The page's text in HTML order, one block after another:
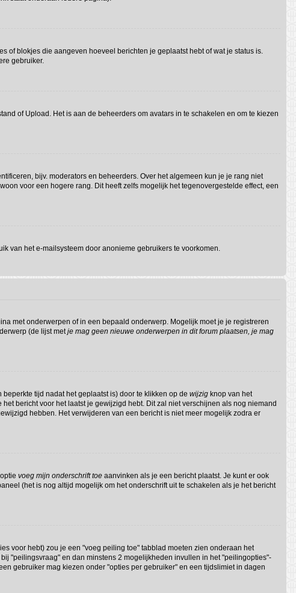
of blokjes die aangeven hoeveel berichten je geplaatst hebt of wat je status is.
gebruiker.
of Upload. Het is aan de beheerders om avatars in te schakelen en om te kiezen
bijv. moderators en beheerders. Over het algemeen kun je je rang niet
voor een hogere rang. Dit heeft zelfs mogelijk het tegenovergestelde effect, een
van het e-mailsysteem door anonieme gebruikers te voorkomen.
met onderwerpen of in een bepaald onderwerp. Mogelijk moet je je registreren
(de lijst metje mag geen nieuwe onderwerpen in dit forum plaatsen, je mag
tijd nadat het geplaatst is) door te klikken op de wijzig knop van het
bericht voor het laatst je gewijzigd hebt. Dit zal niet verschijnen als nog niemand
hebben. Het verwijderen van een bericht is niet meer mogelijk zodra er
voeg mijn onderschrift toe aanvinken als je een bericht plaatst. Je kunt er ook
(het is nog altijd mogelijk om het onderschrift uit te schakelen als je het bericht
voor hebt) zou je een "voeg peiling toe" tabblad moeten zien onderaan het
"peilingsvraag" en dan minstens 2 mogelijkheden invullen in het "peilingopties"-
gebruiker mag kiezen onder "opties per gebruiker" en een tijdslimiet in dagen